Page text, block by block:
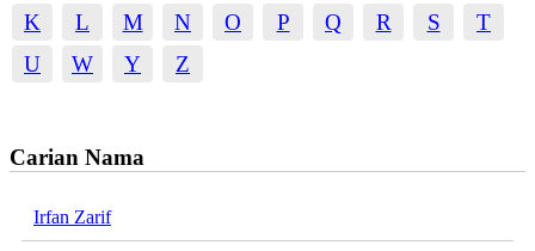
K
L M N O P Q R S
T
U
W Y Z
Carian Nama
Irfan Zarif